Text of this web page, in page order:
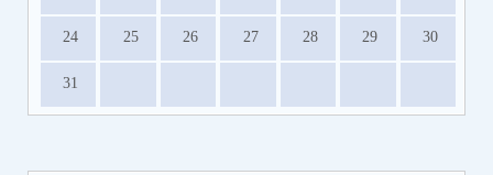
24 25 26 27 28 29 30
31